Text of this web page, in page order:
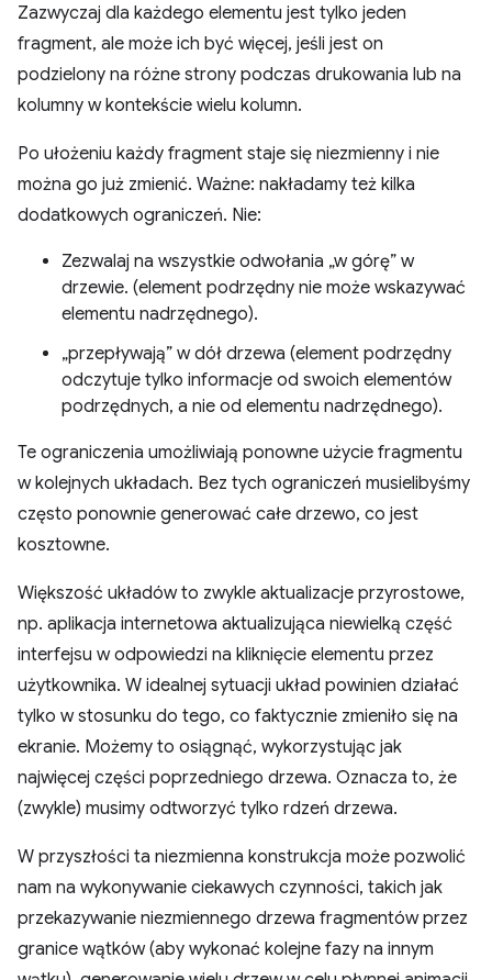
Zazwyczaj dla każdego elementu jest tylko jeden
fragment, ale może ich być więcej, jeśli jest on
podzielony na różne strony podczas drukowania lub na
kolumny w kontekście wielu kolumn.
Po ułożeniu każdy fragment staje się niezmienny i nie
można go już zmienić. Ważne: nakładamy też kilka
dodatkowych ograniczeń. Nie:
Zezwalaj na wszystkie odwołania „w górę” w
drzewie. (element podrzędny nie może wskazywać
elementu nadrzędnego).
„przepływają” w dół drzewa (element podrzędny
odczytuje tylko informacje od swoich elementów
podrzędnych, a nie od elementu nadrzędnego).
Te ograniczenia umożliwiają ponowne użycie fragmentu
w kolejnych układach. Bez tych ograniczeń musielibyśmy
często ponownie generować całe drzewo, co jest
kosztowne.
Większość układów to zwykle aktualizacje przyrostowe,
np. aplikacja internetowa aktualizująca niewielką część
interfejsu w odpowiedzi na kliknięcie elementu przez
użytkownika. W idealnej sytuacji układ powinien działać
tylko w stosunku do tego, co faktycznie zmieniło się na
ekranie. Możemy to osiągnąć, wykorzystując jak
najwięcej części poprzedniego drzewa. Oznacza to, że
(zwykle) musimy odtworzyć tylko rdzeń drzewa.
W przyszłości ta niezmienna konstrukcja może pozwolić
nam na wykonywanie ciekawych czynności, takich jak
przekazywanie niezmiennego drzewa fragmentów przez
granice wątków (aby wykonać kolejne fazy na innym